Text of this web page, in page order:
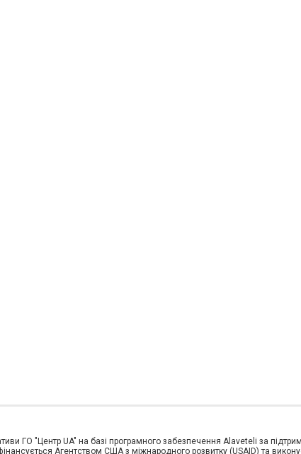
ГО "Центр UA" на базі програмного забезпечення Alaveteli за
Агентством США з міжнародного розвитку (USAID) та